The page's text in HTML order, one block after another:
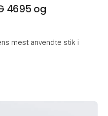
4695 og
mest anvendte stik i